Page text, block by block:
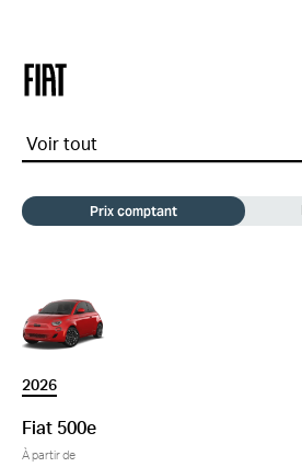
fiat
Prix comptant
2026
Fiat 500e
À partir de